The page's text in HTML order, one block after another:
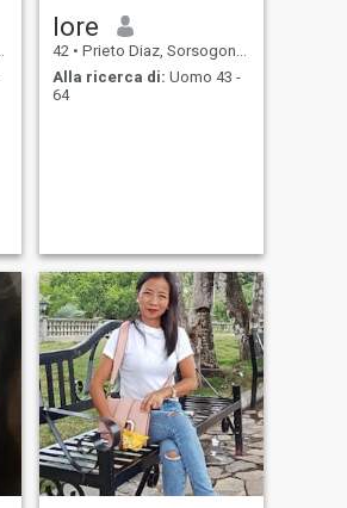
lore
42 • Prieto Diaz, Sorsogon, Filippine
Alla ricerca di: Uomo 43 -
64